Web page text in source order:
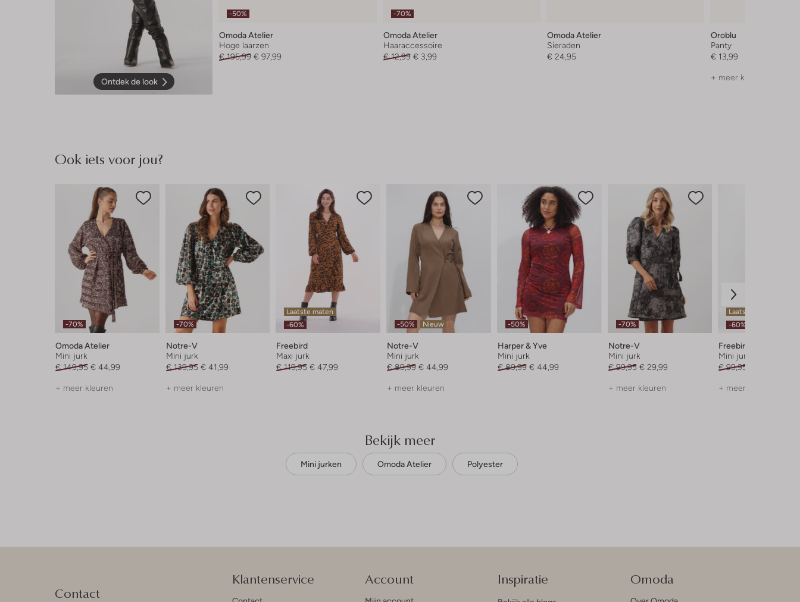
Ontdek de look
-50%
Omoda Atelier
Hoge laarzen
€ 195,99 € 97,99
-70%
Omoda Atelier
Haaraccessoire
€ 12,99 € 3,99
Omoda Atelier
Sieraden
€ 24,95
Oroblu
Panty
€ 13,99
+ meer kleuren
Ook iets voor jou?
-70%
Omoda Atelier
Mini jurk
€ 149,95 € 44,99
+ meer kleuren
-70%
Notre-V
Mini jurk
€ 139,95 € 41,99
+ meer kleuren
Laatste maten
-60%
Freebird
Maxi jurk
€ 119,95 € 47,99
-50% Nieuw
Notre-V
Mini jurk
€ 89,99 € 44,99
+ meer kleuren
-50%
Harper & Yve
Mini jurk
€ 89,99 € 44,99
-70%
Notre-V
Mini jurk
€ 99,95 € 29,99
+ meer kleuren
Laatste item
-60%
Freebird
Mini jurk
€ 99,95
+ meer kleuren
Bekijk meer
Mini jurken Omoda Atelier Polyester
Contact
Klantenservice Account Inspiratie Omoda